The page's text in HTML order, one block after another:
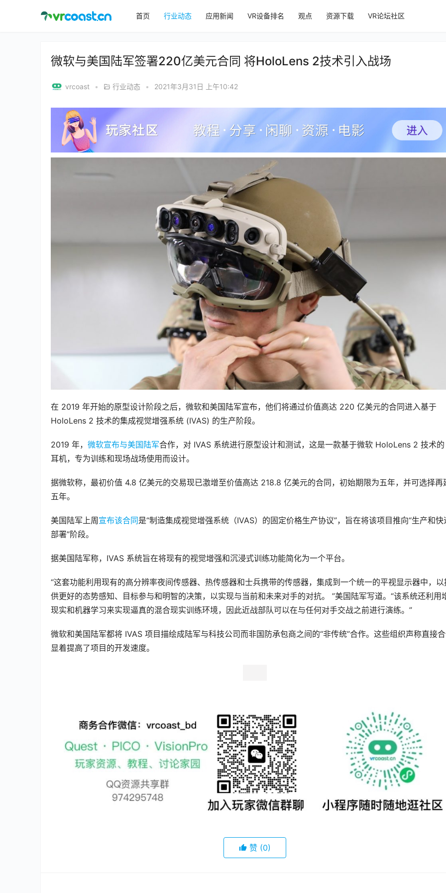
首页 行业动态 应用新闻 VR设备排名 观点 资源下载 VR论坛社区
微软与美国陆军签署220亿美元合同 将HoloLens 2技术引入战场
vrcoast • 行业动态 • 2021年3月31日 上午10:42
在 2019 年开始的原型设计阶段之后，微软和美国陆军宣布，他们将通过价值高达 220 亿美元的合同进入基于
HoloLens 2 技术的集成视觉增强系统 (IVAS) 的生产阶段。
2019 年， 微软宣布与美国陆军合作，对 IVAS 系统进行原型设计和测试，这是一款基于微软 HoloLens 2 技术的
耳机，专为训练和现场战场使用而设计。
据微软称，最初价值 4.8 亿美元的交易现已激增至价值高达 218.8 亿美元的合同，初始期限为五年，并可选择再
五年。
美国陆军上周宣布该合同是“制造集成视觉增强系统（IVAS）的固定价格生产协议”，旨在将该项目推向“生产和快
部署”阶段。
据美国陆军称，IVAS 系统旨在将现有的视觉增强和沉浸式训练功能简化为一个平台。
“这套功能利用现有的高分辨率夜间传感器、热传感器和士兵携带的传感器，集成到一个统一的平视显示器中，以
供更好的态势感知、目标参与和明智的决策，以实现与当前和未来对手的对抗。 ”美国陆军写道。“该系统还利用
现实和机器学习来实现逼真的混合现实训练环境，因此近战部队可以在与任何对手交战之前进行演练。”
微软和美国陆军都将 IVAS 项目描绘成陆军与科技公司而非国防承包商之间的“非传统”合作。这些组织声称直接
显着提高了项目的开发速度。
赞 (0)